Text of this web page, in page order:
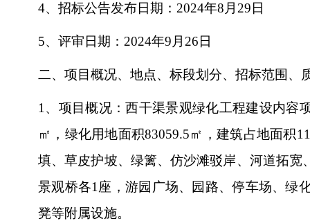
4、招标公告发布日期：2024年8月29日
5、评审日期：2024年9月26日
二、项目概况、地点、标段划分、招标范围、
1、项目概况：西干渠景观绿化工程建设内容
㎡，绿化用地面积83059.5㎡，建筑占地面积
填、草皮护坡、绿篱、仿沙滩驳岸、河道拓
景观桥各1座，游园广场、园路、停车场、绿
凳等附属设施。